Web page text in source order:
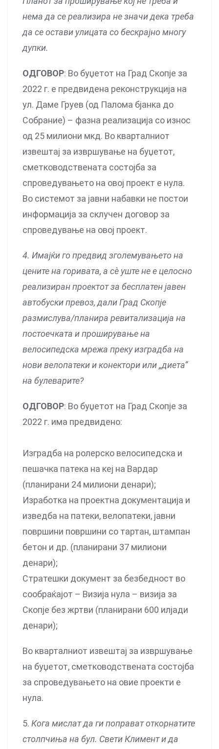
нема да се реализира не значи дека треба
да се остави улицата со бескрајно многу
дупки.
ОДГОВОР: Во буџетот на Град Скопје за
2022 г. е предвидена реконструкција на
ул. Даме Груев (од Палома бјанка до
Собрание) – фазна реализација со износ
од 25 милиони мкд. Во кварталниот
извештај за извршување на буџетот,
сметководствената состојба за
спроведувањето на овој проект е нула.
Во системот за јавни набавки не постои
информација за склучен договор за
спроведување на овој проект.
4. Имајќи го предвид зголемувањето на
цените на горивата, а сè уште не е целосно
реализиран проектот за бесплатен јавен
автобуски превоз, дали Град Скопје
размислува/планира ревитализација на
постоечката и проширување на
велосипедска мрежа преку изградба на
нови велопатеки и конектори или „диета“
на булеварите?
ОДГОВОР: Во буџетот на Град Скопје за
2022 г. има предвидено:
Изградба на ролерско велосипедска и
пешачка патека на кеј на Вардар
(планирани 24 милиони денари);
Изработка на проектна документација и
изведба на патеки, велопатеки, јавни
површини површини со тартан, штампан
бетон и др. (планирани 37 милиони
денари);
Стратешки документ за безбедност во
сообраќајот – Визија нула – визија за
Скопје без жртви (планирани 600 илјади
денари);
Во кварталниот извештај за извршување
на буџетот, сметководствената состојба
за спроведувањето на овие проекти е
нула.
5. Кога мислат да ги поправат откорнатите
столпчиња на бул. Свети Климент и да